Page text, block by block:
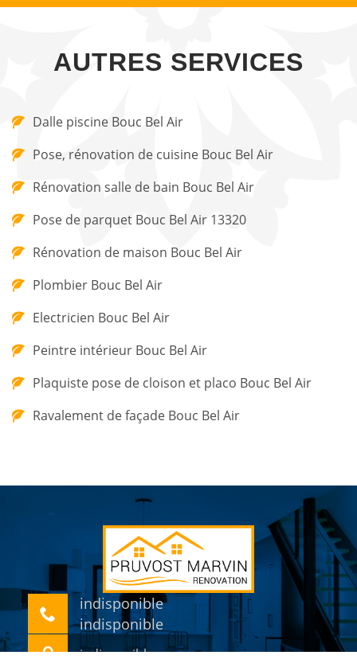
AUTRES SERVICES
Dalle piscine Bouc Bel Air
Pose, rénovation de cuisine Bouc Bel Air
Rénovation salle de bain Bouc Bel Air
Pose de parquet Bouc Bel Air 13320
Rénovation de maison Bouc Bel Air
Plombier Bouc Bel Air
Electricien Bouc Bel Air
Peintre intérieur Bouc Bel Air
Plaquiste pose de cloison et placo Bouc Bel Air
Ravalement de façade Bouc Bel Air
indisponible
indisponible
indisponible